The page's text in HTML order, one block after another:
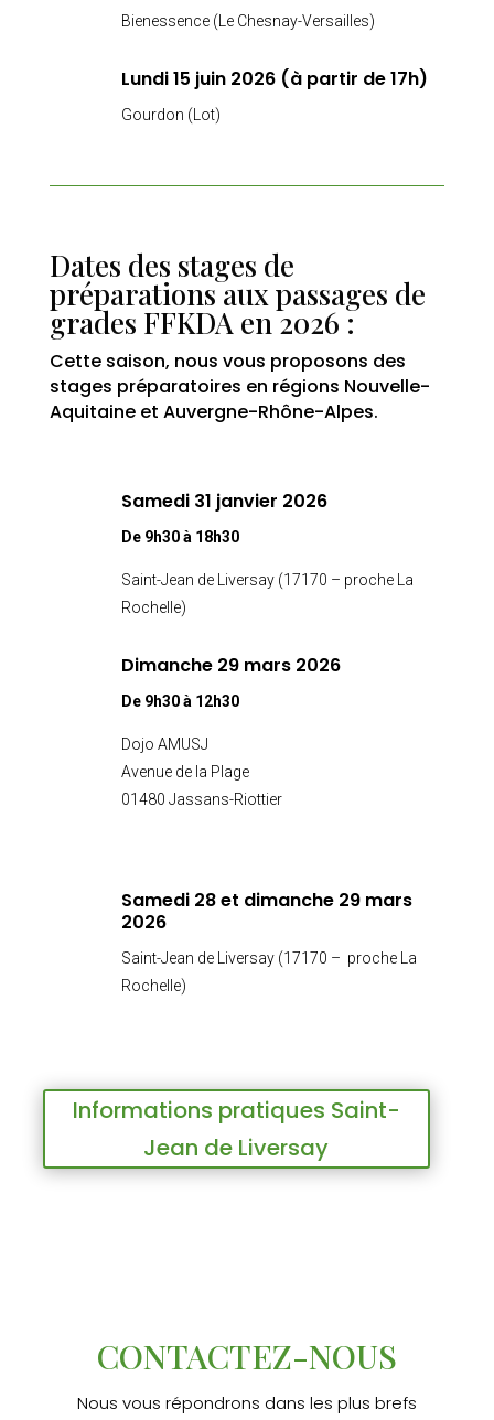
Bienessence (Le Chesnay-Versailles)
Lundi 15 juin 2026 (à partir de 17h)
Gourdon (Lot)
Dates des stages de
préparations aux passages de
grades FFKDA en 2026 :
Cette saison, nous vous proposons des
stages préparatoires en régions Nouvelle-
Aquitaine et Auvergne-Rhône-Alpes.
Samedi 31 janvier 2026
De 9h30 à 18h30
Saint-Jean de Liversay (17170 – proche La
Rochelle)
Dimanche 29 mars 2026
De 9h30 à 12h30
Dojo AMUSJ
Avenue de la Plage
01480 Jassans-Riottier
Samedi 28 et dimanche 29 mars
2026
Saint-Jean de Liversay (17170 – proche La
Rochelle)
Informations pratiques Saint-
Jean de Liversay
CONTACTEZ-NOUS
Nous vous répondrons dans les plus brefs